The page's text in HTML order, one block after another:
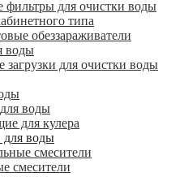
для очистки воды
типа
обеззараживатели
воды
для очистки воды
воды
для кулера
для воды
смесители
смесители